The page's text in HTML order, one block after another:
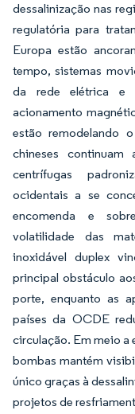
dessalinização nas
regulatória para
Europa estão
tempo, sistemas
da rede elétrica e
acionamento
estão remodelando
chineses
centrífugas
ocidentais a se
encomenda e
volatilidade das
inoxidável duplex
principal obstáculo
porte, enquanto as
países da OCDE
circulação. Em meio a
bombas mantém
único graças à
projetos de